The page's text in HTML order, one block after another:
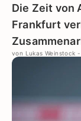
Die Zeit von
Frankfurt
von Lukas Weinstock